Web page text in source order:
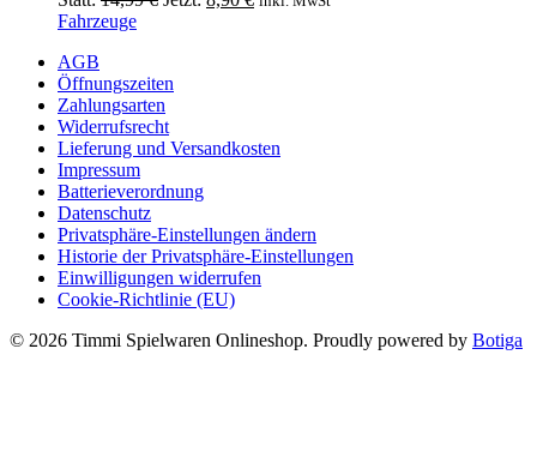
Fahrzeuge
AGB
Öffnungszeiten
Zahlungsarten
Widerrufsrecht
Lieferung und Versandkosten
Impressum
Batterieverordnung
Datenschutz
Privatsphäre-Einstellungen ändern
Historie der Privatsphäre-Einstellungen
Einwilligungen widerrufen
Cookie-Richtlinie (EU)
© 2026 Timmi Spielwaren Onlineshop. Proudly powered by Botiga